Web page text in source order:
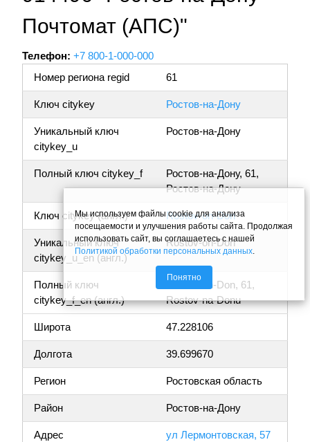
Почтомат (АПС)"
Телефон: +7 800-1-000-000
Номер региона regid
61
Ключ citykey Ростов-на-Дону
Уникальный ключ
citykey_u
Ростов-на-Дону
Полный ключ citykey_f
Ростов-на-Дону, 61,
Ростов-на-Дону
Ключ citykey (англ.) Rostov-on-Don
Уникальный ключ
citykey_u_en (англ.)
Rostov-on-Don
Полный ключ
citykey_f_en (англ.)
Rostov-on-Don, 61,
Rostov-na-Donu
Широта 47.228106
Долгота 39.699670
Регион Ростовская область
Район Ростов-на-Дону
Адрес ул Лермонтовская, 57
Мы используем файлы cookie для анализа
посещаемости и улучшения работы сайта. Продолжая
использовать сайт, вы соглашаетесь с нашей
Политикой обработки персональных данных.
Понятно